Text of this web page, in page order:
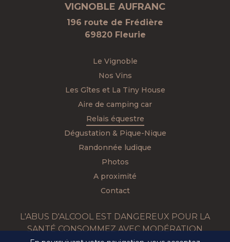
VIGNOBLE AUFRANC
196 route de Frédière
69820 Fleurie
Le Vignoble
Nos Vins
Les Gîtes et La Tiny House
Aire de camping car
Relais équestre
Dégustation & Pique-Nique
Randonnée ludique
Photos
A proximité
Contact
L'ABUS D'ALCOOL EST DANGEREUX POUR LA
SANTÉ CONSOMMEZ AVEC MODÉRATION